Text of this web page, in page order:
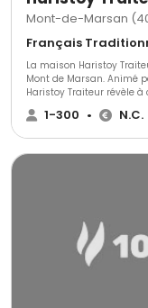
Mont-de-Marsan
Français
La maison Haristoy
Mont de Marsan. Animé
Haristoy Traiteur révèle
bonnes choses et son
et générosité.
1-300 • N.C.